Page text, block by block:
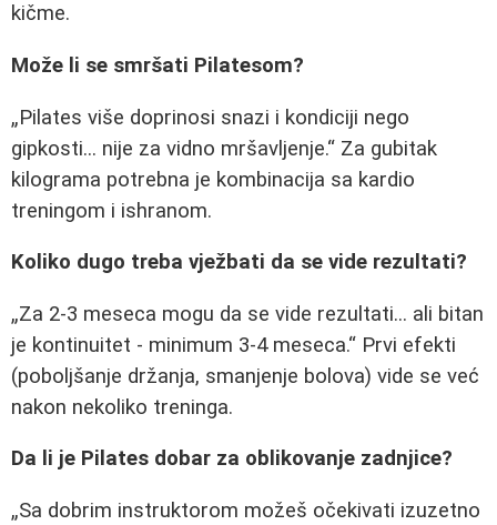
kičme.
Može li se smršati Pilatesom?
Pilates više doprinosi snazi i kondiciji nego
gipkosti... nije za vidno mršavljenje. Za gubitak
kilograma potrebna je kombinacija sa kardio
treningom i ishranom.
Koliko dugo treba vježbati da se vide rezultati?
Za 2-3 meseca mogu da se vide rezultati... ali bitan
je kontinuitet - minimum 3-4 meseca.
Prvi efekti
(poboljšanje držanja, smanjenje bolova) vide se već
nakon nekoliko treninga.
Da li je Pilates dobar za oblikovanje zadnjice?
Sa dobrim instruktorom možeš očekivati izuzetno